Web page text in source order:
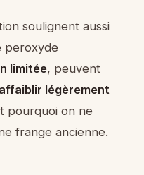
soulignent aussi
peroxyde
limitée, peuvent
affaiblir légèrement
pourquoi on ne
frange ancienne.